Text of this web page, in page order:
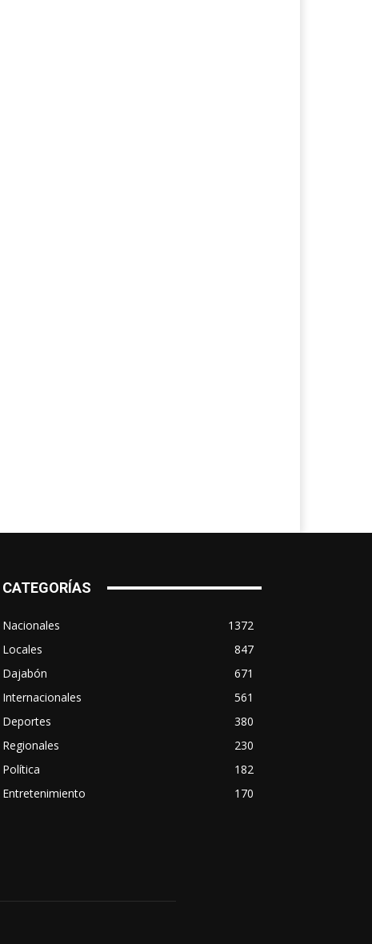
CATEGORÍAS
Nacionales
1372
Locales
847
Dajabón
671
Internacionales
561
Deportes
380
Regionales
230
Política
182
Entretenimiento
170